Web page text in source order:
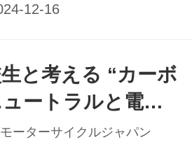
集長ミーティング」を開催。
九州の約160kmの合同ツーリ
、ホンダの最新機種とともに楽
と考える “カーボ
ートラルと電動
ティ” HMJ×熊本
ーターサイクルジャパン